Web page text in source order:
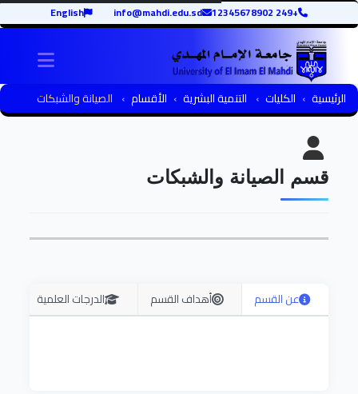
+249 12345678902
info@mahdi.edu.sd
English
الرئيسية الكليات التنمية البشرية الأقسام الصيانة والشبكات
قسم الصيانة والشبكات
عن القسم أهداف القسم الدرجات العلمية